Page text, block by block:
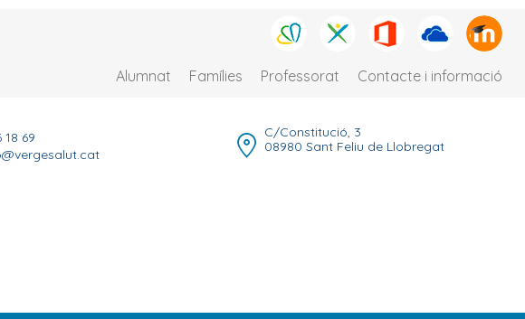
Alumnat Famílies Professorat Contacte i informació
18 69
C/Constitució, 3
08980 Sant Feliu de Llobregat